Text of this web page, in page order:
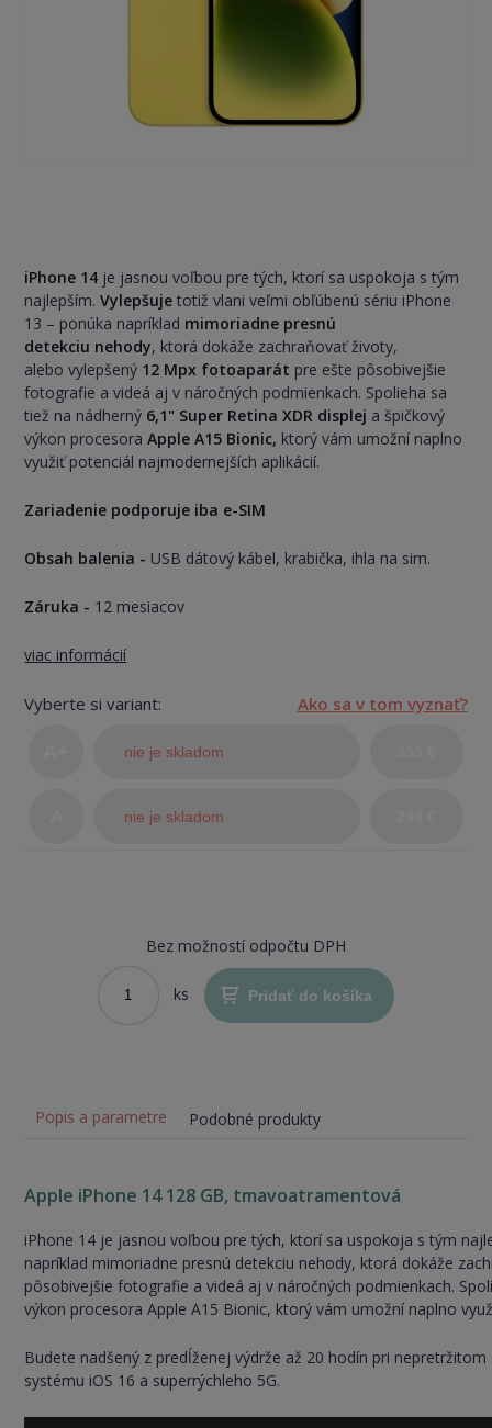
iPhone 14 je jasnou voľbou pre tých, ktorí sa uspokoja s tým
najlepším.Vylepšuje totiž vlani veľmi obľúbenú sériu iPhone
13 – ponúka napríklad mimoriadne presnú
detekciu nehody, ktorá dokáže zachraňovať životy,
alebo vylepšený 12 Mpx fotoaparát pre ešte pôsobivejšie
fotografie a videá aj v náročných podmienkach. Spolieha sa
tiež na nádherný 6,1" Super Retina XDR displej a špičkový
výkon procesoraApple A15 Bionic, ktorý vám umožní naplno
využiť potenciál najmodernejších aplikácií.
Zariadenie podporuje iba e-SIM
Obsah balenia - USB dátový kábel, krabička, ihla na sim.
Záruka - 12 mesiacov
viac informácií
Vyberte si variant: Ako sa v tom vyznať?
nie je skladom
nie je skladom
Bez možností odpočtu DPH
ks Pridať do košíka
Popis a parametre Podobné produkty
Apple iPhone 14 128 GB, tmavoatramentová
iPhone 14 je jasnou voľbou pre tých, ktorí sa uspokoja s tým
napríklad mimoriadne presnú detekciu nehody, ktorá dokáže
pôsobivejšie fotografie a videá aj v náročných podmienkach.
výkon procesora Apple A15 Bionic, ktorý vám umožní naplno
Budete nadšený z predĺženej výdrže až 20 hodín pri
systému iOS 16 a superrýchleho 5G.